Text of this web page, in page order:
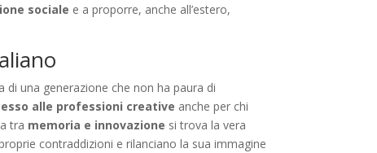
sociale e a proporre, anche all’estero,
di una generazione che non ha paura di
alle professioni creative anche per chi
tra memoria e innovazione si trova la vera
contraddizioni e rilanciano la sua immagine